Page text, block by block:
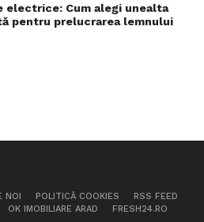
electrice: Cum alegi unealta
pentru prelucrarea lemnului
NOI POLITICĂ COOKIES
RSS FEED
OK IMOBILIARE ARAD FRESH24.RO